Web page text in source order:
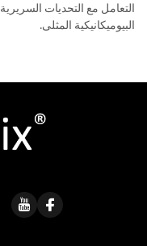
التعامل مع التحديات
البيوميكانيكية المثلى.